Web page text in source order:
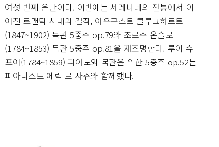
여섯 번째 음반이다. 이번에는 세레나데의 전통에서 이
어진 로맨틱 시대의 걸작, 아우구스트 클루크하르트
(1847~1902) 목관 5중주 op.79와 조르주 온슬로
(1784~1853) 목관 5중주 op.81을 재조명한다. 루이 슈
포어(1784~1859) 피아노와 목관을 위한 5중주 op.52는
피아니스트 에릭 르 사쥬와 함께했다.